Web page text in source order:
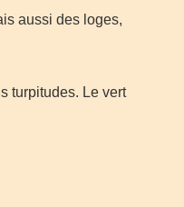
aussi des loges,
turpitudes. Le vert